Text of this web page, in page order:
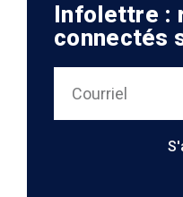
Infolettre :
connectés